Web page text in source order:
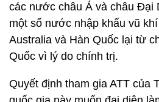
các nước châu Á và châu Đại
một số nước nhập khẩu vũ
Australia và Hàn Quốc lại từ
Quốc vì lý do chính trị.
Quyết định tham gia ATT của